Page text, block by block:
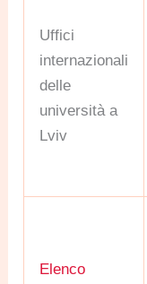
Uffici
internazionali
delle
università a
Lviv
Elenco